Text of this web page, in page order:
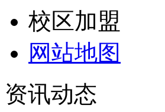
校区加盟
网站地图
资讯动态